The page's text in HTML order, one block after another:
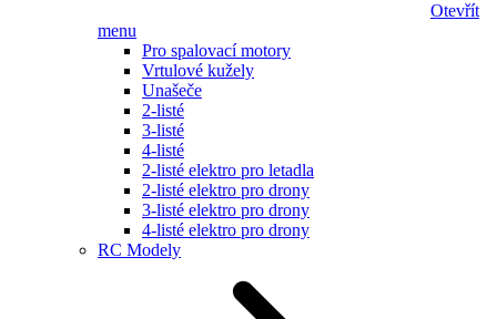
Otevřít
menu
Pro spalovací motory
Vrtulové kužely
Unašeče
2-listé
3-listé
4-listé
2-listé elektro pro letadla
2-listé elektro pro drony
3-listé elektro pro drony
4-listé elektro pro drony
RC Modely